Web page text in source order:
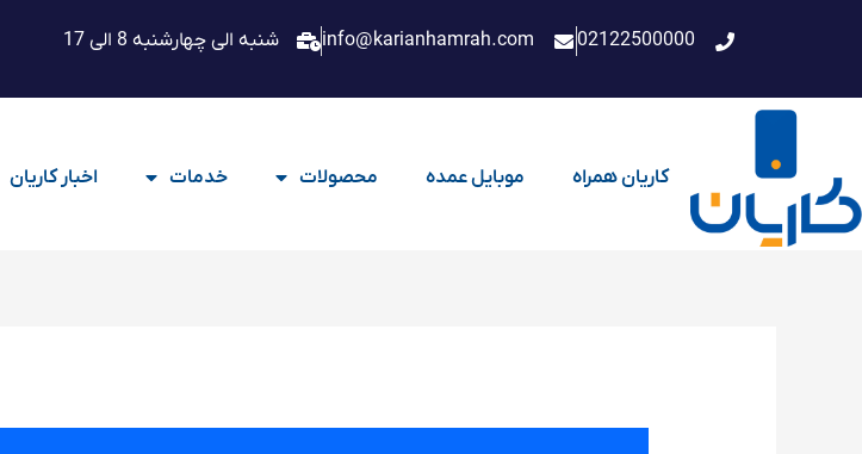
02122500000
info@karianhamrah.com شنبه الی چهارشنبه 8 الی 17
کاریان همراه موبایل عمده محصولات خدمات اخبار کاریان